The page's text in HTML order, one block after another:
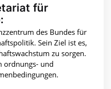
für
des Bundes für
Sein Ziel ist es,
zu sorgen.
ordnungs- und